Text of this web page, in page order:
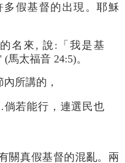
假基督的出現。耶穌
名來, 說:「我是基
太福音 24:5)。
所講的，
若能行，連選民也
關真假基督的混亂。兩